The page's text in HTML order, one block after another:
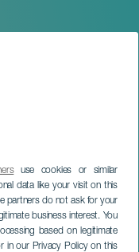
use cookies or similar
data like your visit on this
partners do not ask for your
business interest. You
based on legitimate
in our Privacy Policy on this